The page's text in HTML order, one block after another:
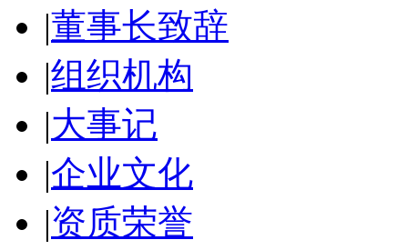
|董事长致辞
|组织机构
|大事记
|企业文化
|资质荣誉